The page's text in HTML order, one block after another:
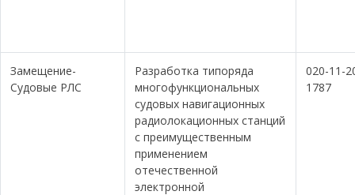
Замещение-
Судовые РЛС
Разработка типоряда
многофункциональных
судовых навигационных
радиолокационных станций
с преимущественным
применением
отечественной
электронной
020-11-
1787